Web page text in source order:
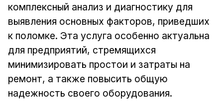
комплексный анализ и диагностику для
выявления основных факторов, приведших
к поломке. Эта услуга особенно актуальна
для предприятий, стремящихся
минимизировать простои и затраты на
ремонт, а также повысить общую
надежность своего оборудования.